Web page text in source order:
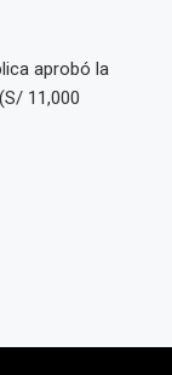
aprobó la
11,000